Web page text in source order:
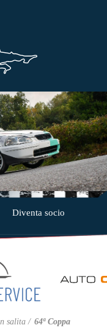
Diventa socio
salita
64ª Coppa